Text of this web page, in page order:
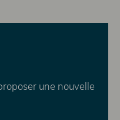
une nouvelle